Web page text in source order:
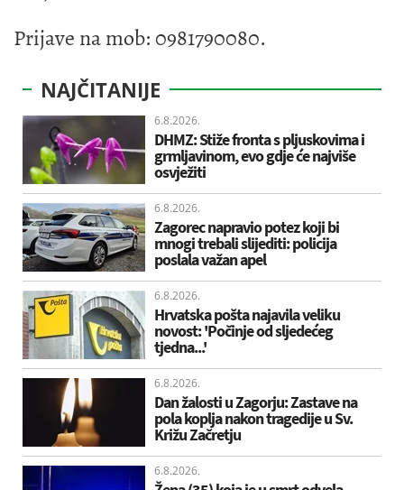
Prijave na mob: 0981790080.
NAJČITANIJE
6.8.2026.
DHMZ: Stiže fronta s pljuskovima i
grmljavinom, evo gdje će najviše
osvježiti
6.8.2026.
Zagorec napravio potez koji bi
mnogi trebali slijediti: policija
poslala važan apel
6.8.2026.
Hrvatska pošta najavila veliku
novost: 'Počinje od sljedećeg
tjedna...'
6.8.2026.
Dan žalosti u Zagorju: Zastave na
pola koplja nakon tragedije u Sv.
Križu Začretju
6.8.2026.